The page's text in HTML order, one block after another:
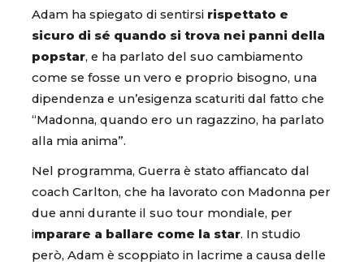
Adam ha spiegato di sentirsi rispettato e
sicuro di sé quando si trova nei panni della
popstar, e ha parlato del suo cambiamento
come se fosse un vero e proprio bisogno, una
dipendenza e un’esigenza scaturiti dal fatto che
“Madonna, quando ero un ragazzino, ha parlato
alla mia anima”.
Nel programma, Guerra è stato affiancato dal
coach Carlton, che ha lavorato con Madonna per
due anni durante il suo tour mondiale, per
imparare a ballare come la star. In studio
però, Adam è scoppiato in lacrime a causa delle